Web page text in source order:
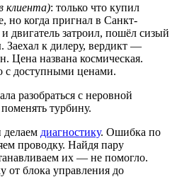
клиента): только что купил
но когда пригнал в Санкт-
двигатель затроил, пошёл сизый
к дилеру, вердикт —
Цена названа космическая.
с доступными ценами.
разобраться с неровной
турбину.
диагностику. Ошибка по
проводку. Найдя пару
их — не помогло.
от блока управления до